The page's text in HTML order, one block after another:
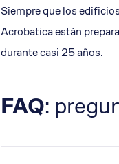
Siempre que los
Acrobatica están
durante casi 25 años.
FAQ: